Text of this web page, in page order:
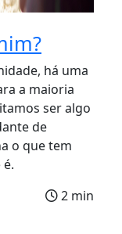
há uma
a maioria
ser algo
de
o que tem
2 min